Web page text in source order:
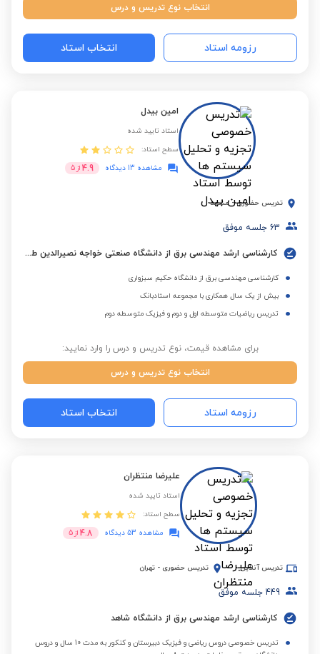
انتخاب نوع تدریس و درس
رزومه استاد انتخاب استاد
امین بیدل
استاد تایید شده
سطح استاد:
مشاهده 13 دیدگاه
4.9 از 5
تدریس حضوری - مشهد
63 جلسه موفق
کارشناسی ارشد مهندسی برق از دانشگاه صنعتی خواجه نصیرالدین طوسی
کارشناسی مهندسی برق از دانشگاه حکیم سبزواری
بیش از یک سال همکاری با مجموعه استادبانک
تدریس ریاضیات متوسطه اول و دوم و فیزیک متوسطه دوم
برای مشاهده قیمت، نوع تدریس و درس را وارد نمایید:
انتخاب نوع تدریس و درس
رزومه استاد انتخاب استاد
علیرضا منتظران
استاد تایید شده
سطح استاد:
مشاهده 53 دیدگاه
4.8 از 5
تدریس آنلاین تدریس حضوری - تهران
449 جلسه موفق
کارشناسی ارشد مهندسی برق از دانشگاه شاهد
تدریس خصوصی دروس ریاضی و فیزیک دبیرستان و کنکور به مدت 10 سال و دروس